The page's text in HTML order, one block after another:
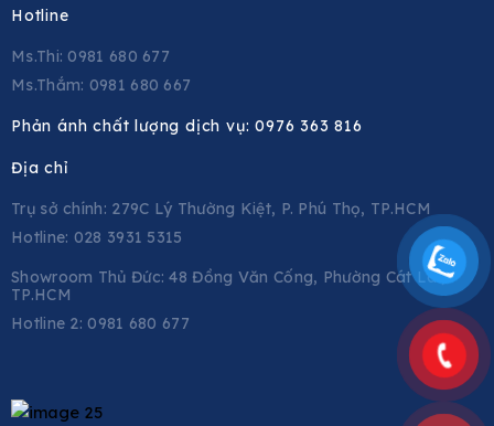
Hotline
Ms.Thi: 0981 680 677
Ms.Thắm: 0981 680 667
Phản ánh chất lượng dịch vụ:0976 363 816
Địa chỉ
Trụ sở chính: 279C Lý Thường Kiệt, P. Phú Thọ, TP.HCM
Hotline: 028 3931 5315
Showroom Thủ Đức: 48 Đồng Văn Cống, Phường Cát Lái,
TP.HCM
Hotline 2:0981 680 677